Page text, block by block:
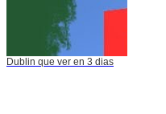
Dublin que ver en 3 dias